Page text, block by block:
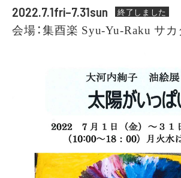
2022.7.1fri–7.31sun 終了しました
会場：集酉楽 Syu-Yu-Raku サカ